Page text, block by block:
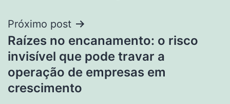
Próximo post
Raízes no encanamento: o risco
invisível que pode travar a
operação de empresas em
crescimento